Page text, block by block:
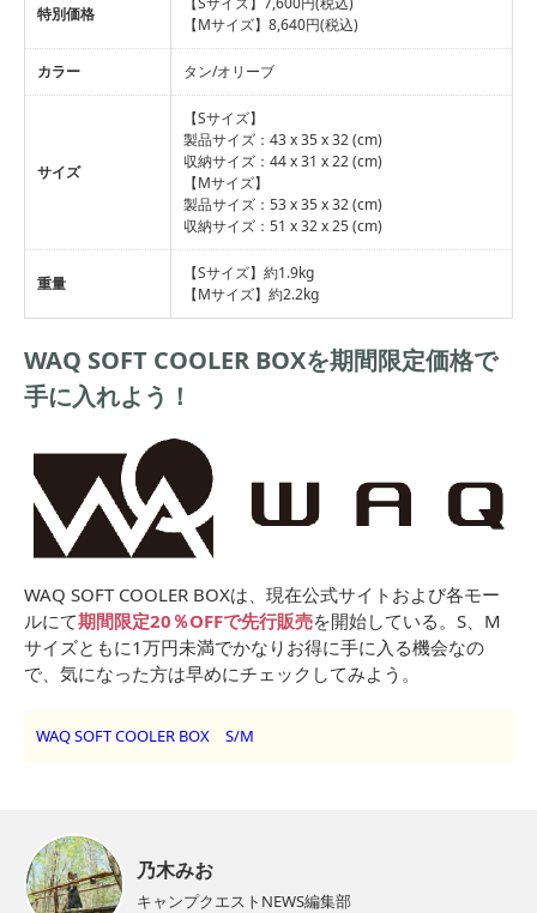
特別価格
【Mサイズ】8,640円(税込)
カラー タン/オリーブ
サイズ
【Sサイズ】
製品サイズ：43 x 35 x 32 (cm)
収納サイズ：44 x 31 x 22 (cm)
【Mサイズ】
製品サイズ：53 x 35 x 32 (cm)
収納サイズ：51 x 32 x 25 (cm)
重量
【Sサイズ】約1.9kg
【Mサイズ】約2.2kg
WAQ SOFT COOLER BOXを期間限定価格で
手に入れよう！
WAQ SOFT COOLER BOXは、現在公式サイトおよび各モー
ルにて期間限定20％OFFで先行販売を開始している。S、M
サイズともに1万円未満でかなりお得に手に入る機会なの
で、気になった方は早めにチェックしてみよう。
WAQ SOFT COOLER BOX S/M
乃木みお
キャンプクエストNEWS編集部